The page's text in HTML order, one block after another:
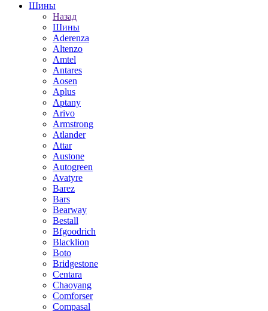
Шины
Назад
Шины
Aderenza
Altenzo
Amtel
Antares
Aosen
Aplus
Aptany
Arivo
Armstrong
Atlander
Attar
Austone
Autogreen
Avatyre
Barez
Bars
Bearway
Bestall
Bfgoodrich
Blacklion
Boto
Bridgestone
Centara
Chaoyang
Comforser
Compasal